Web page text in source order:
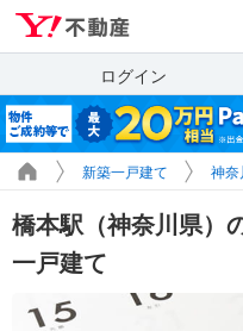
ログイン
新築一戸建て 神奈
橋本駅（神奈川県）
一戸建て